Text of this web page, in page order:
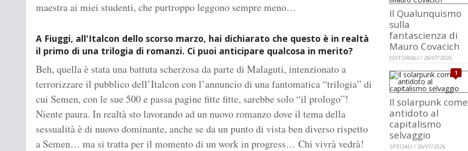
maestra ai miei studenti, che purtroppo leggono sempre meno…
A Fiuggi, all'Italcon dello scorso marzo, hai dichiarato che questo è in realtà
il primo di una trilogia di romanzi. Ci puoi anticipare qualcosa in merito?
Beh, quella è stata una battuta scherzosa da parte di Malaguti, intenzionato a
terrorizzare il pubblico dell’Italcon con l’annuncio di una fantomatica “trilogia” di
cui Semen, con le sue 500 e passa pagine fitte fitte, sarebbe solo “il prologo”!
Niente paura. In realtà sto lavorando ad un nuovo romanzo dove il tema della
sessualità è di nuovo dominante, anche se da un punto di vista ben diverso rispetto
a Semen… ma si tratta per il momento di un work in progress… Chi vivrà vedrà!
Il Qualunquismo
sulla
fantascienza di
Mauro Covacich
EDITORIALI / 26/07/2026
1
Il solarpunk come
antidoto al
capitalismo
selvaggio
SPECIALI / 26/07/2026